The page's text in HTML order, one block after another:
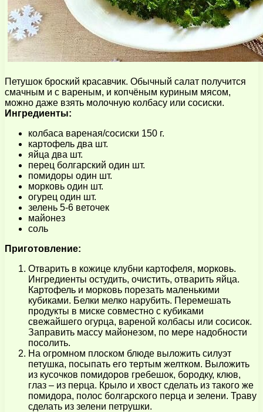
Петушок броский красавчик. Обычный салат получится
смачным и с вареным, и копчёным куриным мясом,
можно даже взять молочную колбасу или сосиски.
Ингредиенты:
колбаса вареная/сосиски 150 г.
картофель два шт.
яйца два шт.
перец болгарский один шт.
помидоры один шт.
морковь один шт.
огурец один шт.
зелень 5-6 веточек
майонез
соль
Приготовление:
Отварить в кожице клубни картофеля, морковь.
Ингредиенты остудить, очистить, отварить яйца.
Картофель и морковь порезать маленькими
кубиками. Белки мелко нарубить. Перемешать
продукты в миске совместно с кубиками
свежайшего огурца, вареной колбасы или сосисок.
Заправить массу майонезом, по мере надобности
посолить.
На огромном плоском блюде выложить силуэт
петушка, посыпать его тертым желтком. Выложить
из кусочков помидоров гребешок, бородку, клюв,
глаз – из перца. Крыло и хвост сделать из такого же
помидора, полос болгарского перца и зелени. Траву
сделать из зелени петрушки.